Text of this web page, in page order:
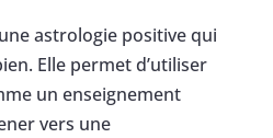
astrologie positive qui
Elle permet d’utiliser
un enseignement
vers une